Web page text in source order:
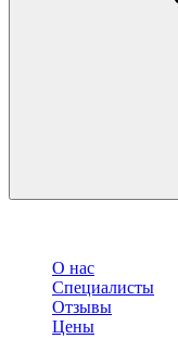
О нас
Специалисты
Отзывы
Цены